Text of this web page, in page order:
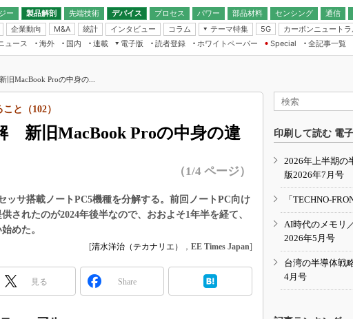
ー 製品解剖
先端技術
デバイス
プロセス パワー 部品材料 センシング
通信
無線
企業動向 M&A 統計 インタビュー コラム
テーマ特集
フィジカルAI
読者調査（EE Times Research）
電源設計（EDN Japan）
エレクトロニクス入門（EDN
5G カーボンニュート
IoT・エッジコンピューティング
EXPO
TECHNO-FRONTIER
人とくるま展
ュース 海外 国内
連載
ス通信
フォーカス
コープ
で回してみよう
～Behind the
るアジアの新トレンド
る
電子版
ックレット
読者登録 ホワイトペーパー
Special
全記事一覧
MacBook Proの中身の...
新旧MacBook Proの中身の違
と（102）
（1/4 ページ）
ッサ搭載ノートPC5機種を分解する。前回ノートPC向け
されたのが2024年後半なので、おおよそ1年半を経て、
めた。
[清水洋治（テカナリエ） ， EE Times Japan]
見る Share
印刷して読む 電
2026年上半期
版2026年7月号
「TECHNO-
AI時代のメモリ
2026年5月号
台湾の半導体戦
4月号